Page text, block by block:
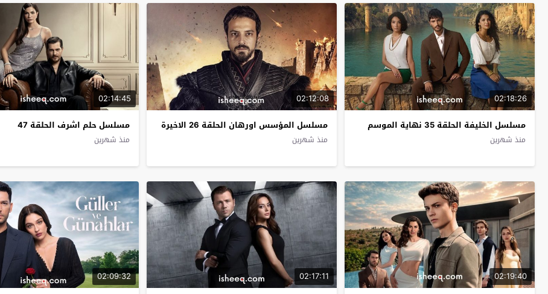
02:18:26
مسلسل الخليفة الحلقة 35 نهاية الموسم
منذ شهرين
02:12:08
مسلسل المؤسس اورهان الحلقة 26 الاخيرة
منذ شهرين
02:14:45
مسلسل حلم اشرف الحلقة 47
منذ شهرين
02:19:40
02:17:11
02:09:32